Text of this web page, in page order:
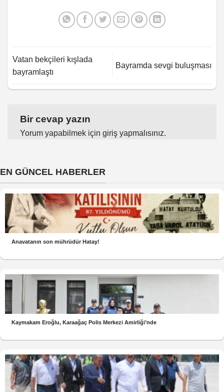
Vatan bekçileri kışlada
bayramlaştı
Bayramda sevgi buluşması
Bir cevap yazın
Yorum yapabilmek için giriş yapmalısınız.
EN GÜNCEL HABERLER
Anavatanın son mührüdür Hatay!
Kaymakam Eroğlu, Karaağaç Polis Merkezi Amirliği’nde